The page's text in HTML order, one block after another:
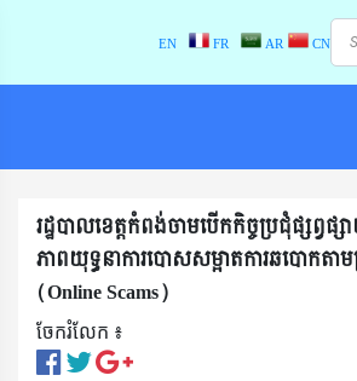
EN FR AR CN
រដ្ឋបាលខេត្តកំពង់ចាមបើកកិច្ចប្រជុំផ្សព្វផ្ស
ភាពយុទ្ធនាការបោសសម្អាតការឆបោកតាមប្
(Online Scams)
ចែករំលែក ៖​